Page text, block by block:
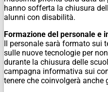
hanno sofferta la chiusura
alunni con disabilità.
Formazione del personale e
Il personale sarà formato sui
sulle nuove tecnologie per
durante la chiusura delle
campagna informativa sui
tenere che coinvolgerà anche